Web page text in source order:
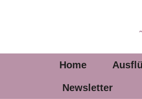
Home
Newsletter